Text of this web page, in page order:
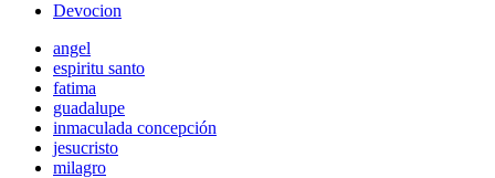
Devocion
angel
espiritu santo
fatima
guadalupe
inmaculada concepción
jesucristo
milagro